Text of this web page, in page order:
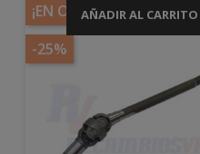
AÑADIR AL CARRITO
¡EN OFERTA!
-25%